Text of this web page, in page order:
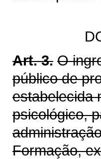
Art. 3. O
público de
estabelecida
psicológico,
Formação,